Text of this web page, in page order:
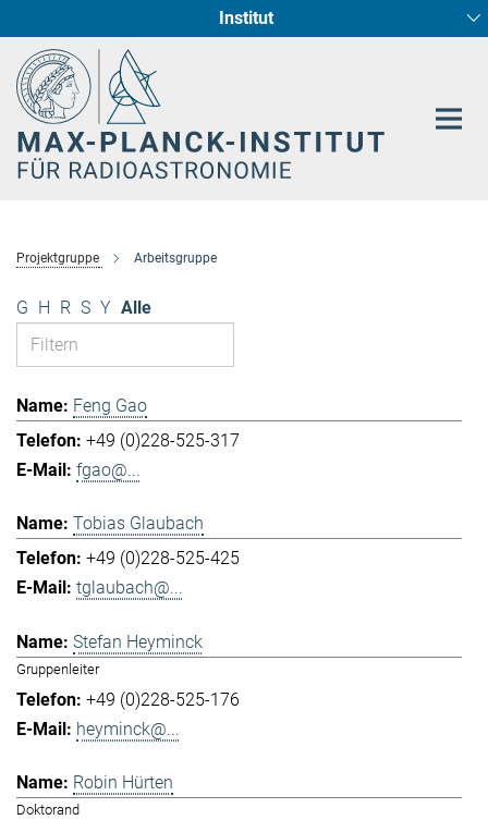
Institut
Radioastronomische Fundamentalphysik
Sternentstehung und Galaxienentwicklung
Projektgruppe Arbeitsgruppe
G H R S Y Alle
Feng Gao
+49 (0)228-525-317
fgao@...
Tobias Glaubach
+49 (0)228-525-425
tglaubach@...
Stefan Heyminck
Gruppenleiter
+49 (0)228-525-176
heyminck@...
Robin Hürten
Doktorand